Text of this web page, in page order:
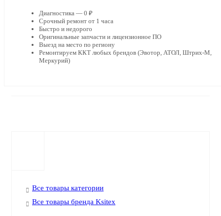
Диагностика — 0 ₽
Срочный ремонт от 1 часа
Быстро и недорого
Оригинальные запчасти и лицензионное ПО
Выезд на место по региону
Ремонтируем ККТ любых брендов (Эвотор, АТОЛ, Штрих-М,
Меркурий)
Все товары категории
Все товары бренда Ksitex